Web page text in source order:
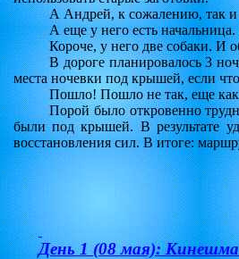
А Андрей, к сожалению, так и
А еще у него есть
Короче, у него две собаки. И
В дороге планировалось 3
места ночевки под крышей, если
Пошло! Пошло не так, еще
Порой было откровенно
были под крышей. В результате
восстановления сил. В итоге:
День 1 (08 мая):